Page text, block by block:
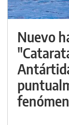
Nuevo